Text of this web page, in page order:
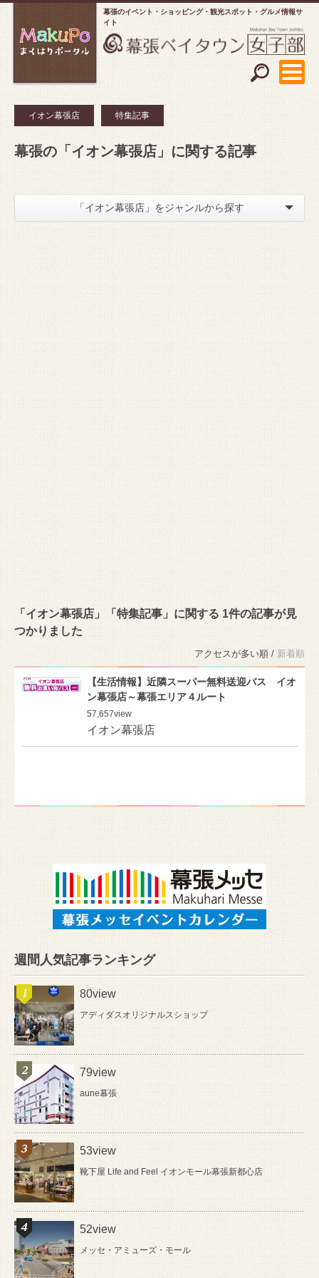
幕張のイベント・ショッピング
観光スポット・グルメ情報サ
イト
イオン幕張店 特集記事
幕張の「イオン幕張店」に関する記事
「イオン幕張店」をジャンルから探す
「イオン幕張店」「特集記事」に関する 1件の記事が見
つかりました
アクセスが多い順 / 新着順
【生活情報】近隣スーパー無料送迎バス イオ
ン幕張店～幕張エリア４ルート
57,657view
イオン幕張店
週間人気記事ランキング
80view
アディダスオリジナルスショップ
79view
aune幕張
53view
靴下屋 Life and Feel イオンモール幕張新都心店
52view
メッセ・アミューズ・モール